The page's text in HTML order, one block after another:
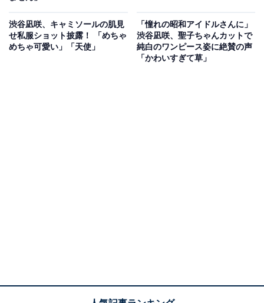
渋谷凪咲、キャミソールの肌見
せ私服ショット披露！ 「めちゃ
めちゃ可愛い」「天使」
「憧れの昭和アイドルさんに」
渋谷凪咲、聖子ちゃんカットで
純白のワンピース姿に絶賛の声
「かわいすぎて草」